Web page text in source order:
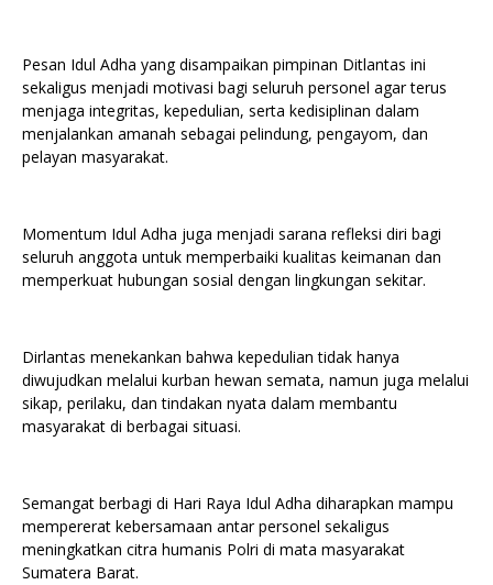
Pesan Idul Adha yang disampaikan pimpinan Ditlantas ini
sekaligus menjadi motivasi bagi seluruh personel agar terus
menjaga integritas, kepedulian, serta kedisiplinan dalam
menjalankan amanah sebagai pelindung, pengayom, dan
pelayan masyarakat.
Momentum Idul Adha juga menjadi sarana refleksi diri bagi
seluruh anggota untuk memperbaiki kualitas keimanan dan
memperkuat hubungan sosial dengan lingkungan sekitar.
Dirlantas menekankan bahwa kepedulian tidak hanya
diwujudkan melalui kurban hewan semata, namun juga melalui
sikap, perilaku, dan tindakan nyata dalam membantu
masyarakat di berbagai situasi.
Semangat berbagi di Hari Raya Idul Adha diharapkan mampu
mempererat kebersamaan antar personel sekaligus
meningkatkan citra humanis Polri di mata masyarakat
Sumatera Barat.